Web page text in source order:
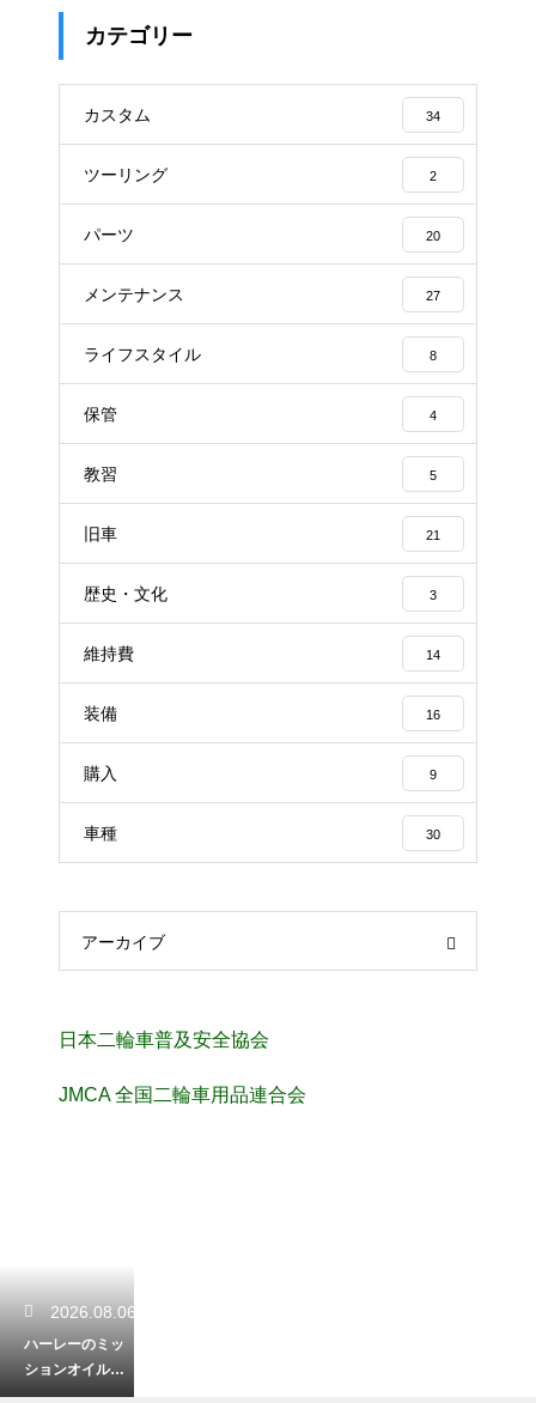
カテゴリー
カスタム 34
ツーリング 2
パーツ 20
メンテナンス 27
ライフスタイル 8
保管 4
教習 5
旧車 21
歴史・文化 3
維持費 14
装備 16
購入 9
車種 30
アーカイブ
日本二輪車普及安全協会
JMCA 全国二輪車用品連合会
2026.08.06
ハーレーのミッ
ションオイルの
量の確認方法！